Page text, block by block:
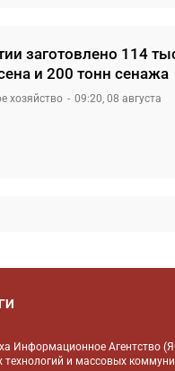
заготовлено 114
и 200 тонн сенажа
хозяйство 09:20, 08 августа
Информационное Агентство
и массовых